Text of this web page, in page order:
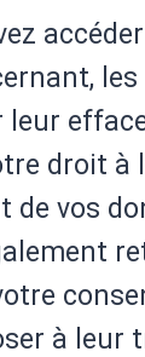
leur
droit
de vos
à leur